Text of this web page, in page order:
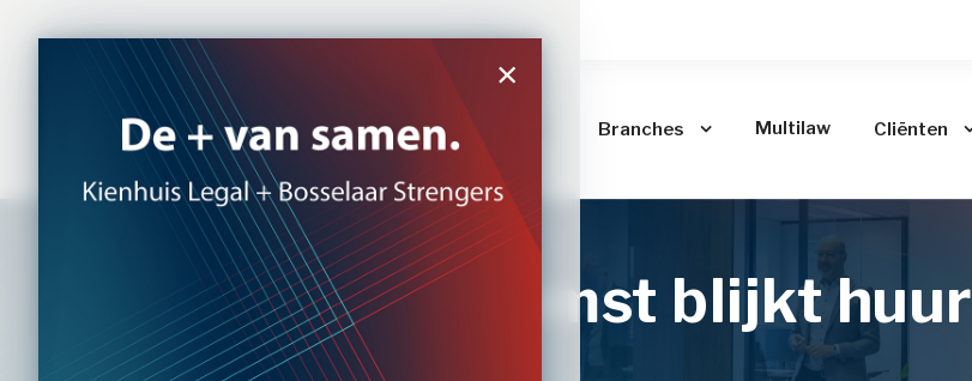
×
Branches Multilaw Cliënten
Pachtovereenkomst blijkt huur
JACOLINE KROON